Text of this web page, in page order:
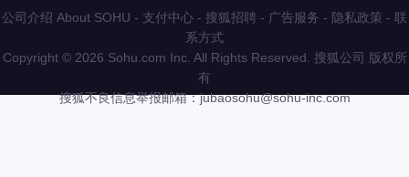
公司介绍 About SOHU - 支付中心 - 搜狐招聘 - 广告服务 - 隐私政策 - 联
系方式
Copyright © 2026 Sohu.com Inc. All Rights Reserved. 搜狐公司 版权所
有
搜狐不良信息举报邮箱：jubaosohu@sohu-inc.com